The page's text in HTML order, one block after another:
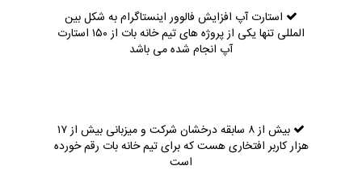
استارت آپ افزایش فالوور اینستاگرام به شکل بین
المللی تنها یکی از پروژه های تیم خانه بات از ۱۵۰ استارت
آپ انجام شده می باشد
بیش از ۸ سابقه درخشان شرکت و میزبانی بیش از ۱۷
هزار کاربر افتخاری هست که برای تیم خانه بات رقم خورده
است